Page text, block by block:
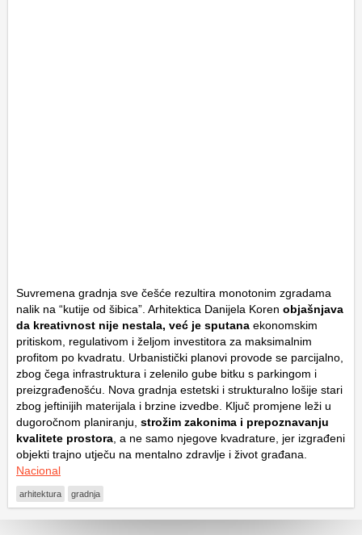
Suvremena gradnja sve češće rezultira monotonim zgradama
nalik na “kutije od šibica”. Arhitektica Danijela Koren objašnjava
da kreativnost nije nestala, već je sputana ekonomskim
pritiskom, regulativom i željom investitora za maksimalnim
profitom po kvadratu. Urbanistički planovi provode se parcijalno,
zbog čega infrastruktura i zelenilo gube bitku s parkingom i
preizgrađenošću. Nova gradnja estetski i strukturalno lošije stari
zbog jeftinijih materijala i brzine izvedbe. Ključ promjene leži u
dugoročnom planiranju, strožim zakonima i prepoznavanju
kvalitete prostora , a ne samo njegove kvadrature, jer izgrađeni
objekti trajno utječu na mentalno zdravlje i život građana.
Nacional
arhitektura gradnja